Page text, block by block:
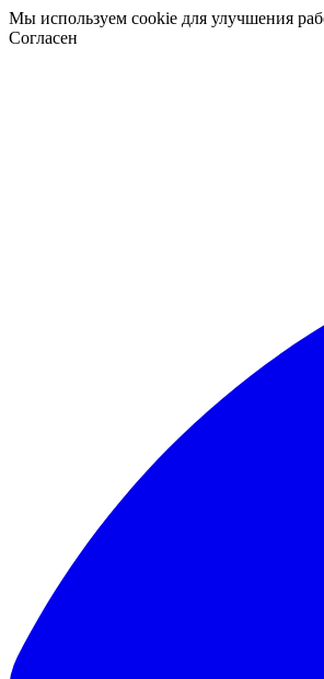
Мы используем cookie для улучшения
Согласен